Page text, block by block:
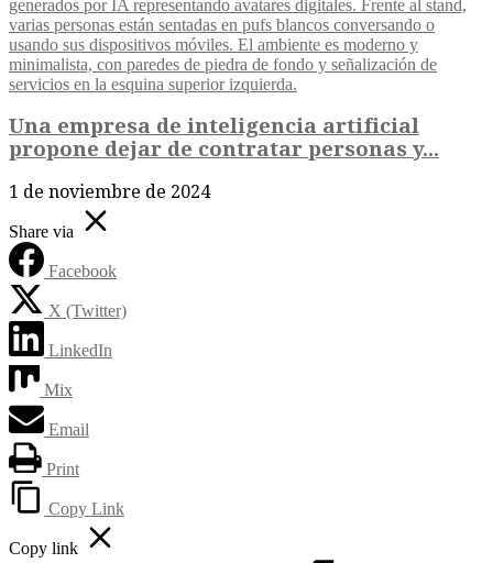
Una empresa de inteligencia artificial
propone dejar de contratar personas y...
1 de noviembre de 2024
Share via
Facebook
X (Twitter)
LinkedIn
Mix
Email
Print
Copy Link
Copy link